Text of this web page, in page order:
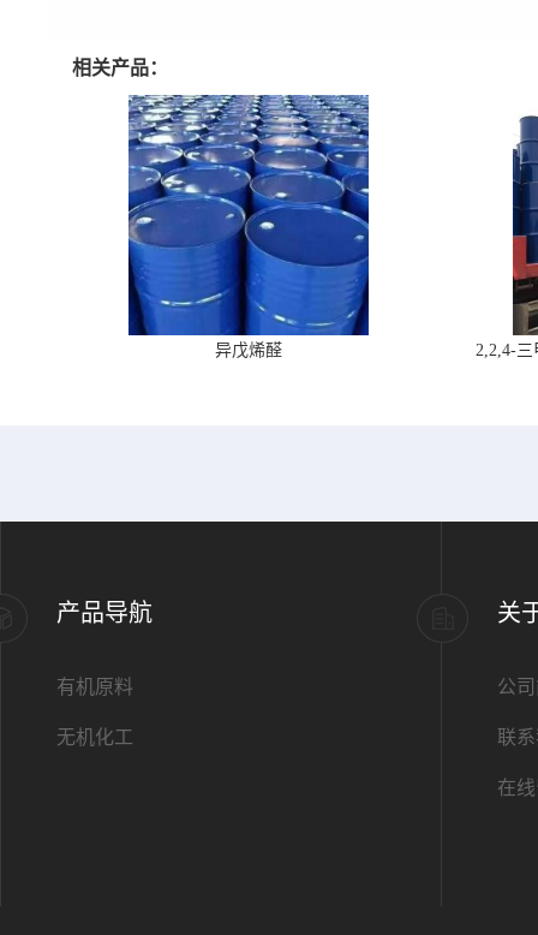
相关产品：
异戊烯醛 2,2,4-
产品导航
有机原料
无机化工
关
公
联
在